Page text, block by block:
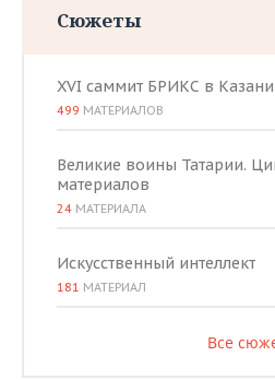
Сюжеты
XVI саммит БРИКС в Казани
499 МАТЕРИАЛОВ
Великие воины Татарии.
материалов
24 МАТЕРИАЛА
Искусственный интеллект
181 МАТЕРИАЛ
Все